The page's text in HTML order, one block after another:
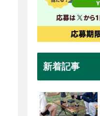
新着記事